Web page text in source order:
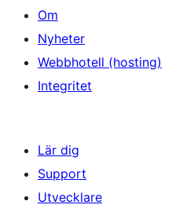
Om
Nyheter
Webbhotell (hosting)
Integritet
Lär dig
Support
Utvecklare